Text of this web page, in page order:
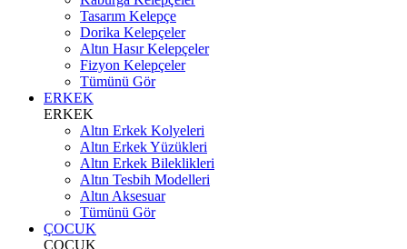
Tasarım Kelepçe
Dorika Kelepçeler
Altın Hasır Kelepçeler
Fizyon Kelepçeler
Tümünü Gör
ERKEK
ERKEK
Altın Erkek Kolyeleri
Altın Erkek Yüzükleri
Altın Erkek Bileklikleri
Altın Tesbih Modelleri
Altın Aksesuar
Tümünü Gör
ÇOCUK
ÇOCUK